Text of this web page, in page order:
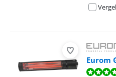
Eurom
Beoordeling is 9,1 van de 10,